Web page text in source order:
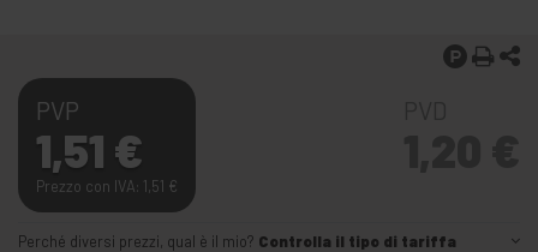
PVP
1,51 €
Prezzo con IVA: 1,51 €
Perché diversi prezzi, qual è il mio? Controlla il tipo di tariffa